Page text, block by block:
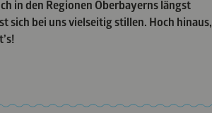
in den Regionen Oberbayerns längst
sich bei uns vielseitig stillen. Hoch hinaus,